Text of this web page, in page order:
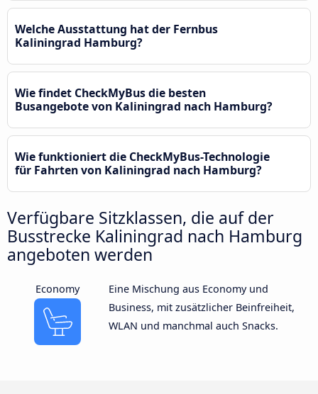
Welche Ausstattung hat der Fernbus
Kaliningrad Hamburg?
Wie findet CheckMyBus die besten
Busangebote von Kaliningrad nach Hamburg?
Wie funktioniert die CheckMyBus-Technologie
für Fahrten von Kaliningrad nach Hamburg?
Verfügbare Sitzklassen, die auf der
Busstrecke Kaliningrad nach Hamburg
angeboten werden
Economy
Eine Mischung aus Economy und
Business, mit zusätzlicher Beinfreiheit,
WLAN und manchmal auch Snacks.